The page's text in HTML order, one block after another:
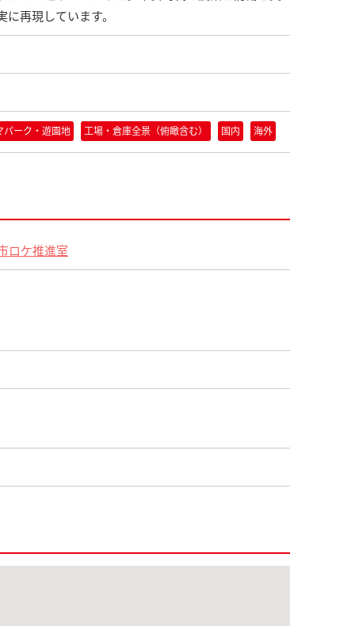
再現しています。
パーク・遊園地 工場・倉庫全景（俯瞰含む） 国内 海外
ロケ推進室